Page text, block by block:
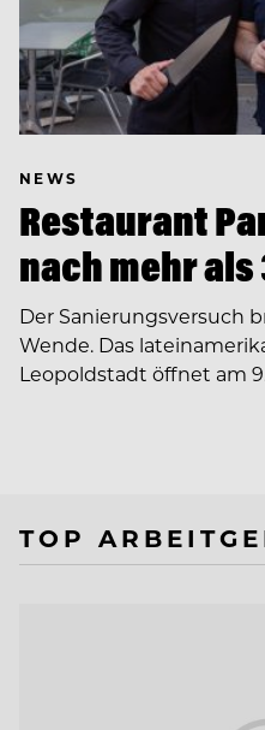
NEWS
Restaurant
nach mehr als
Der Sanierungsversuch
Wende. Das
Leopoldstadt öffnet am
TOP